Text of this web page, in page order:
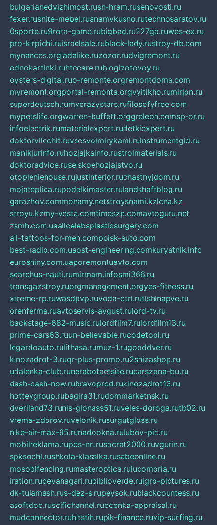
bulgarianedvizhimost.rusn-hram.rusenovosti.ru
fexer.rusnite-mebel.ruanamvkusno.rutechnosaratov.ru
0sporte.ru9rota-game.rubigbad.ru227gp.ruwes-ex.ru
pro-kirpichi.ruisraelsale.rublack-lady.rustroy-db.com
mynances.orgladalike.ruzozor.rudvigremont.ru
odnokartinki.ruhtccare.rublogizotovoy.ru
oysters-digital.ruo-remonte.orgremontdoma.com
myremont.orgportal-remonta.orgvyitikho.rumirjon.ru
superdeutsch.rumycrazystars.rufilosofyfree.com
mypetslife.orgwarren-buffett.orggreleon.comsp-or.ru
infoelectrik.rumaterialexpert.rudetkiexpert.ru
doktorvilechit.ruvsesvoimirykami.ruinstrumentgid.ru
manikjurinfo.ruhozjajkainfo.rustroimaterials.ru
doktoradvice.ruselskoehozjajstvo.ru
otopleniehouse.rujustinterior.ruchastnyjdom.ru
mojateplica.rupodelkimaster.rulandshaftblog.ru
garazhov.commonamy.netstroysnami.kzlcna.kz
stroyu.kzmy-vesta.comtimeszp.comavtoguru.net
zsmh.com.uaallcelebsplasticsurgery.com
all-tattoos-for-men.compoisk-auto.com
best-radio.com.uaost-engineering.comkuryatnik.info
euroshiny.com.uaporemontuavto.com
searchus-nauti.rumirmam.infosmi366.ru
transgazstroy.ruorgmanagement.orgyes-fitness.ru
xtreme-rp.ruwasdpvp.ruvoda-otri.rutishinapve.ru
orenferma.ruavtoservis-avgust.rulord-tv.ru
backstage-682-music.rulordfilm7.rulordfilm13.ru
prime-cars63.ruun-believable.rucodetool.ru
legardoauto.rulithasa.rumuz-1.rugooddver.ru
kinozadrot-3.ruqr-plus-promo.ru2shizashop.ru
udalenka-club.runerabotaetsite.rucarszona-bu.ru
dash-cash-now.rubravoprod.rukinozadrot13.ru
hotteygroup.rubagira31.rudommarketnsk.ru
dveriland73.runis-glonass51.ruveles-doroga.rutb02.ru
vrema-zdorov.ruvelonik.rusurgutgloss.ru
nike-air-max-95.runadookna.rulubov-pic.ru
mobilreklama.rupds-nn.rusocrat2000.ruvgurin.ru
spksochi.rushkola-klassika.rusabeonline.ru
mosoblfencing.rumasteroptica.rulucomoria.ru
iration.rudevanagari.rubiblioverde.ruigro-pictures.ru
dk-tulamash.rus-dez-s.rupeysok.rublackcountess.ru
asoftdoc.ruscifichannel.ruocenka-appraisal.ru
mudconnector.ruhitstih.rupik-finance.ruvip-surfing.ru